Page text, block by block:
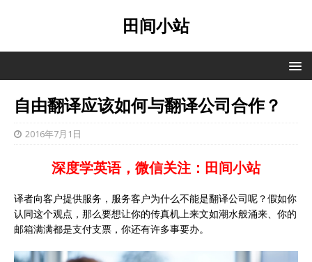
田间小站
自由翻译应该如何与翻译公司合作？
2016年7月1日
深度学英语，微信关注：田间小站
译者向客户提供服务，服务客户为什么不能是翻译公司呢？假如你
认同这个观点，那么要想让你的传真机上来文如潮水般涌来、你的
邮箱满满都是支付支票，你还有许多事要办。